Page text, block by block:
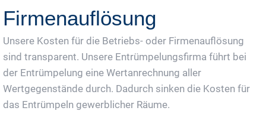
Firmenauflösung
Unsere Kosten für die Betriebs- oder Firmenauflösung
sind transparent. Unsere Entrümpelungsfirma führt bei
der Entrümpelung eine Wertanrechnung aller
Wertgegenstände durch. Dadurch sinken die Kosten für
das Entrümpeln gewerblicher Räume.